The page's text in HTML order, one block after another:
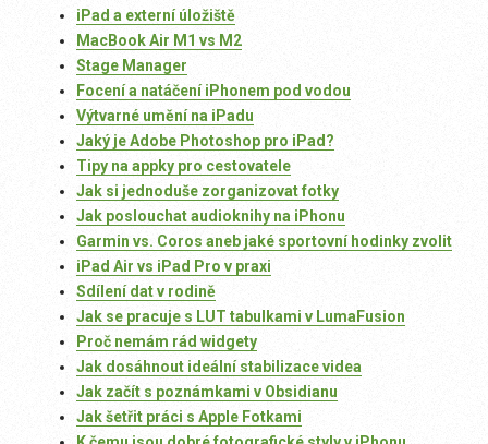
iPad a externí úložiště
MacBook Air M1 vs M2
Stage Manager
Focení a natáčení iPhonem pod vodou
Výtvarné umění na iPadu
Jaký je Adobe Photoshop pro iPad?
Tipy na appky pro cestovatele
Jak si jednoduše zorganizovat fotky
Jak poslouchat audioknihy na iPhonu
Garmin vs. Coros aneb jaké sportovní hodinky zvolit
iPad Air vs iPad Pro v praxi
Sdílení dat v rodině
Jak se pracuje s LUT tabulkami v LumaFusion
Proč nemám rád widgety
Jak dosáhnout ideální stabilizace videa
Jak začít s poznámkami v Obsidianu
Jak šetřit práci s Apple Fotkami